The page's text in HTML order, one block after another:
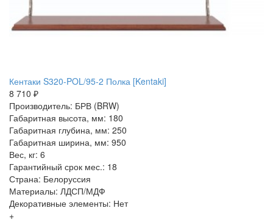
Кентаки S320-POL/95-2 Полка [Kentaki]
8 710 ₽
Производитель: БРВ (BRW)
Габаритная высота, мм: 180
Габаритная глубина, мм: 250
Габаритная ширина, мм: 950
Вес, кг: 6
Гарантийный срок мес.: 18
Страна: Белоруссия
Материалы: ЛДСП/МДФ
Декоративные элементы: Нет
+